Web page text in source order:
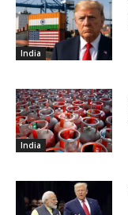
India
India